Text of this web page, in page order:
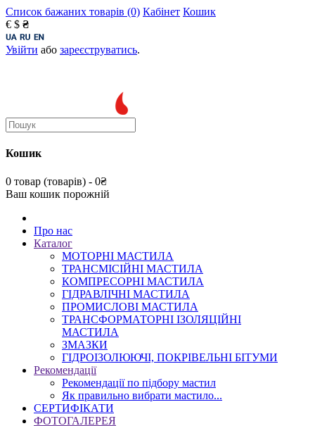
Список бажаних товарів (0) Кабінет Кошик
€ $ ₴
Увійти або зареєструватись.
Кошик
0 товар (товарів) - 0₴
Ваш кошик порожній
Про нас
Каталог
МОТОРНІ МАСТИЛА
ТРАНСМІСІЙНІ МАСТИЛА
КОМПРЕСОРНІ МАСТИЛА
ГІДРАВЛІЧНІ МАСТИЛА
ПРОМИСЛОВІ МАСТИЛА
ТРАНСФОРМАТОРНІ ІЗОЛЯЦІЙНІ
МАСТИЛА
ЗМАЗКИ
ГІДРОІЗОЛЮЮЧІ, ПОКРІВЕЛЬНІ БІТУМИ
Рекомендації
Рекомендації по підбору мастил
Як правильно вибрати мастило...
СЕРТИФІКАТИ
ФОТОГАЛЕРЕЯ